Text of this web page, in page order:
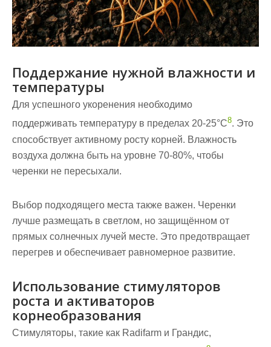
Поддержание нужной влажности и
температуры
Для успешного укоренения необходимо
поддерживать температуру в пределах 20-25°C8. Это
способствует активному росту корней. Влажность
воздуха должна быть на уровне 70-80%, чтобы
черенки не пересыхали.
Выбор подходящего места также важен. Черенки
лучше размещать в светлом, но защищённом от
прямых солнечных лучей месте. Это предотвращает
перегрев и обеспечивает равномерное развитие.
Использование стимуляторов
роста и активаторов
корнеобразования
Стимуляторы, такие как Radifarm и Грандис,